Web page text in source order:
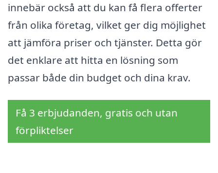
innebär också att du kan få flera offerter
från olika företag, vilket ger dig möjlighet
att jämföra priser och tjänster. Detta gör
det enklare att hitta en lösning som
passar både din budget och dina krav.
Få 3 erbjudanden, gratis och utan
förpliktelser